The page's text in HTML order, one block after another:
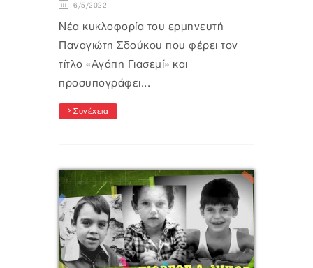
6/5/2022
Νέα κυκλοφορία του ερμηνευτή
Παναγιώτη Σδούκου που φέρει τον
τίτλο «Αγάπη Γιασεμί» και
προσυπογράφει...
Συνέχεια